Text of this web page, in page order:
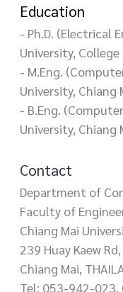
Education
- Ph.D. (Electrical
University,
- M.Eng.
University, Chiang
- B.Eng.
University, Chiang
Contact
Department of
Faculty of
Chiang Mai
239 Huay Kaew
Chiang Mai,
Tel: 053-942-